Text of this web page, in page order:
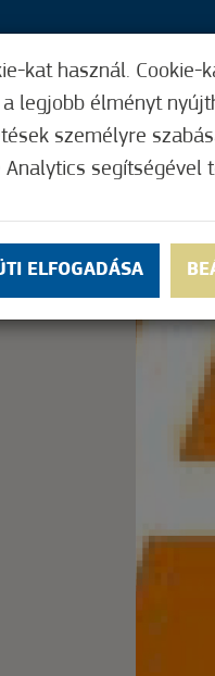
HASZNOS
kat használ. Cookie-
legjobb élményt
személyre
segítségével
ELFOGADÁSA